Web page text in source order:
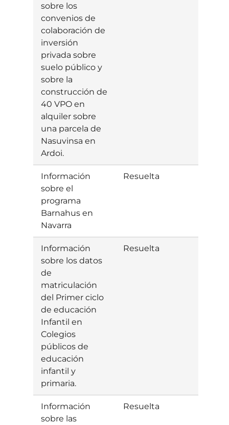
sobre los
convenios de
colaboración de
inversión
privada sobre
suelo público y
sobre la
construcción de
40 VPO en
alquiler sobre
una parcela de
Nasuvinsa en
Ardoi.
Información
sobre el
programa
Barnahus en
Navarra
Resuelta
Información
sobre los datos
de
matriculación
del Primer ciclo
de educación
Infantil en
Colegios
públicos de
educación
infantil y
primaria.
Resuelta
Información
sobre las
Resuelta